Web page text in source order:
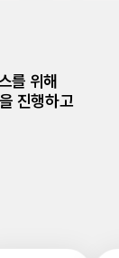
를 위해
진행하고